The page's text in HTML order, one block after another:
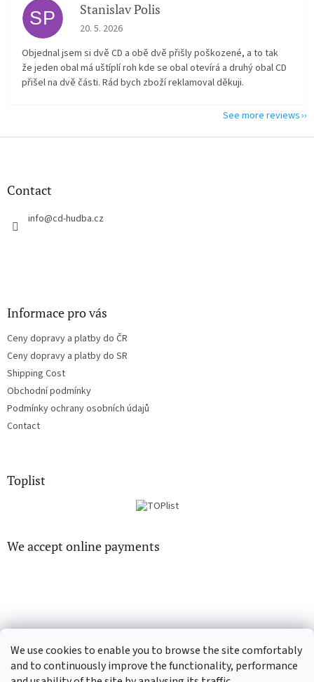
We use cookies to enable you to browse the site comfortably
and to continuously improve the functionality, performance
SP Stanislav Polis
The store rating is 2 out of 5 stars.
20. 5. 2026
Objednal jsem si dvě CD a obě dvě přišly poškozené, a to tak
že jeden obal má uštíplí roh kde se obal otevírá a druhý obal CD
přišel na dvě části. Rád bych zboží reklamoval děkuji.
See more reviews
F
Contact
info@cd-hudba.cz
Informace pro vás
Ceny dopravy a platby do ČR
Ceny dopravy a platby do SR
Shipping Cost
Obchodní podmínky
Podmínky ochrany osobních údajů
Contact
Toplist
We accept online payments